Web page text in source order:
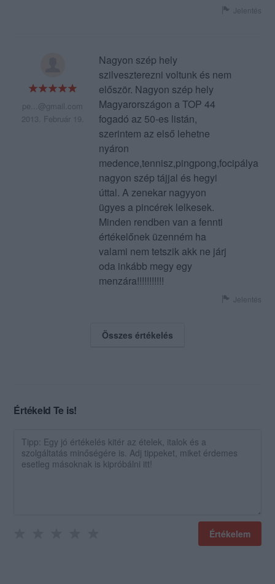
Jelentés
pe...@gmail.com
2013. Február 19.
Nagyon szép hely
szilveszterezni voltunk és nem
először. Nagyon szép hely
Magyarországon a TOP 44
fogadó az 50-es listán,
szerintem az első lehetne
nyáron
medence,tennisz,pingpong,focipálya
nagyon szép tájjal és hegyi
úttal. A zenekar nagyyon
ügyes a pincérek lelkesek.
Minden rendben van a fennti
értékelőnek üzenném ha
valami nem tetszik akk ne járj
oda inkább megy egy
menzára!!!!!!!!!!!
Jelentés
Összes értékelés
Értékeld Te is!
Értékelem